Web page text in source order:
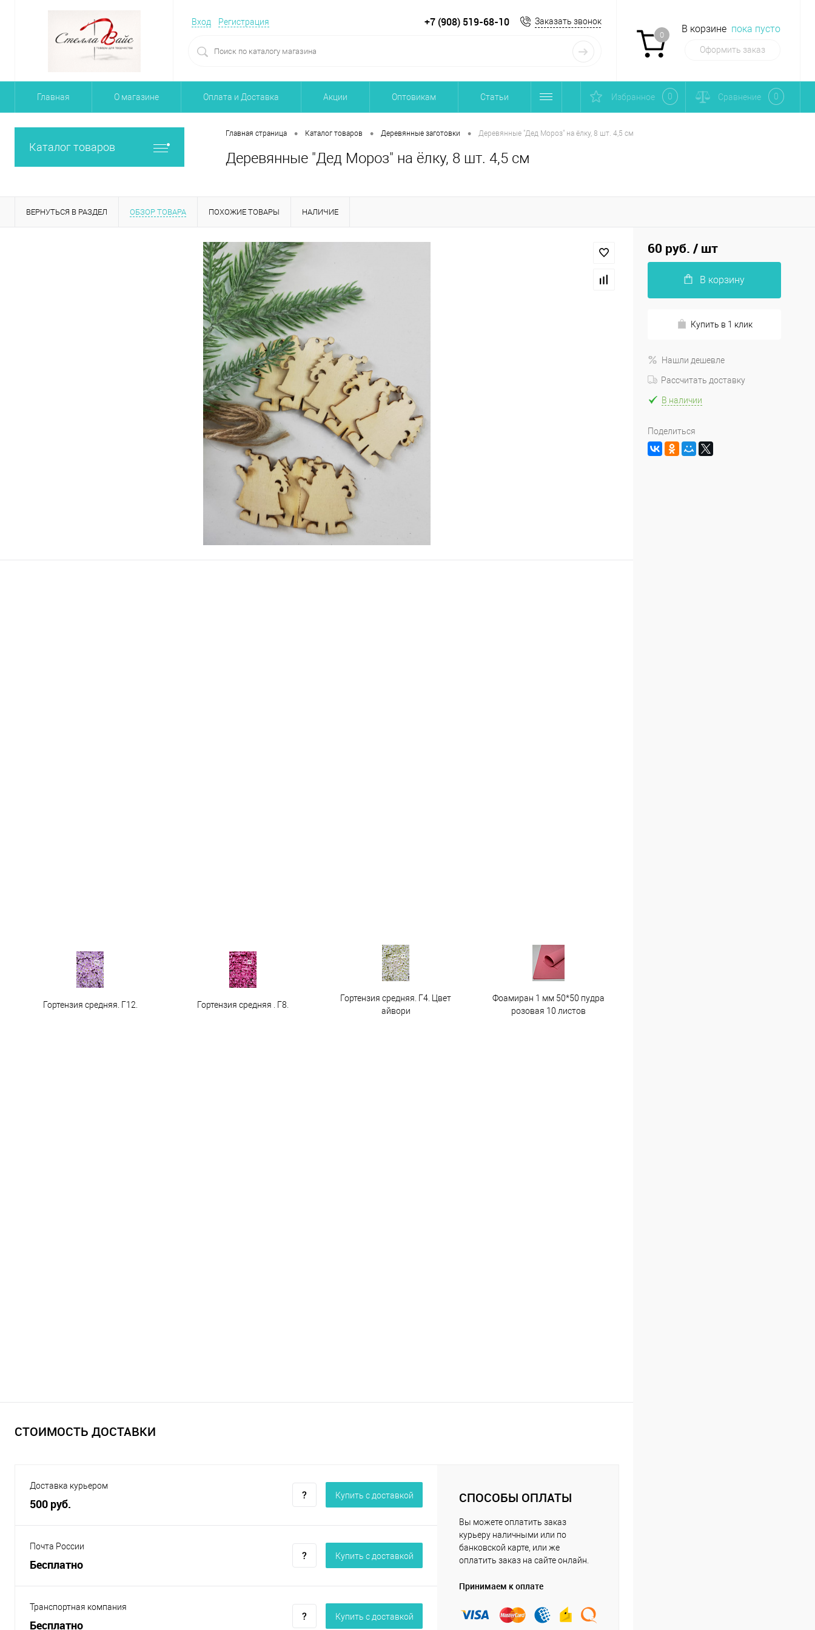
Вход Регистрация +7 (908) 519-68-10 Заказать звонок
0
В корзине пока пусто
Оформить заказ
Главная О магазине Оплата и Доставка Акции Оптовикам Статьи Избранное 0 Сравнение 0
Каталог товаров
Главная страница • Каталог товаров • Деревянные заготовки • Деревянные "Дед Мороз" на ёлку, 8 шт. 4,5 см
Деревянные "Дед Мороз" на ёлку, 8 шт. 4,5 см
ВЕРНУТЬСЯ В РАЗДЕЛ ОБЗОР ТОВАРА ПОХОЖИЕ ТОВАРЫ НАЛИЧИЕ
Гортензия средняя. Г12. Гортензия средняя . Г8.
Гортензия средняя. Г4. Цвет
айвори
Фоамиран 1 мм 50*50 пудра
розовая 10 листов
СТОИМОСТЬ ДОСТАВКИ
Доставка курьером
500 руб.
Купить c доставкой
Почта России
Бесплатно
Купить c доставкой
Транспортная компания
Бесплатно
Купить c доставкой
СПОСОБЫ ОПЛАТЫ
Вы можете оплатить заказ
курьеру наличными или по
банковской карте, или же
оплатить заказ на сайте онлайн.
Принимаем к оплате
60 руб. / шт
В корзину
Купить в 1 клик
Нашли дешевле
Рассчитать доставку
В наличии
Поделиться